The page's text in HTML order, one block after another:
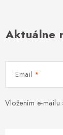
Aktuálne
Email
Vložením e-mailu